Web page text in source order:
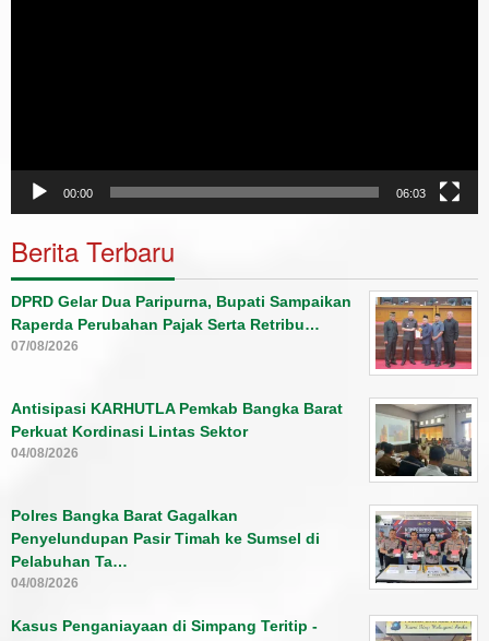
00:00 06:03
Berita Terbaru
DPRD Gelar Dua Paripurna, Bupati Sampaikan
Raperda Perubahan Pajak Serta Retribu…
07/08/2026
Antisipasi KARHUTLA Pemkab Bangka Barat
Perkuat Kordinasi Lintas Sektor
04/08/2026
Polres Bangka Barat Gagalkan
Penyelundupan Pasir Timah ke Sumsel di
Pelabuhan Ta…
04/08/2026
Kasus Penganiayaan di Simpang Teritip -